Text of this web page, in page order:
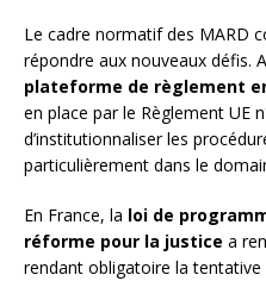
Le cadre normatif des MARD
répondre aux nouveaux défis.
plateforme de règlement
en place par le Règlement UE
d’institutionnaliser les
particulièrement dans le
En France, la loi de
réforme pour la justice a
rendant obligatoire la